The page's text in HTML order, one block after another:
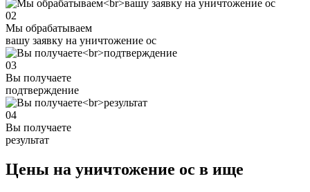
02
Мы обрабатываем
вашу заявку на уничтожение ос
03
Вы получаете
подтверждение
04
Вы получаете
результат
Цены на уничтожение ос в ище